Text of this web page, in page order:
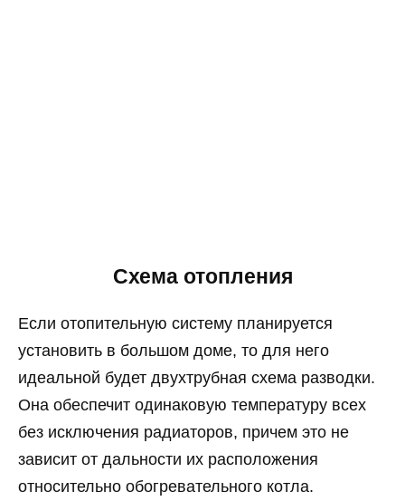
Схема отопления
Если отопительную систему планируется
установить в большом доме, то для него
идеальной будет двухтрубная схема разводки.
Она обеспечит одинаковую температуру всех
без исключения радиаторов, причем это не
зависит от дальности их расположения
относительно обогревательного котла.